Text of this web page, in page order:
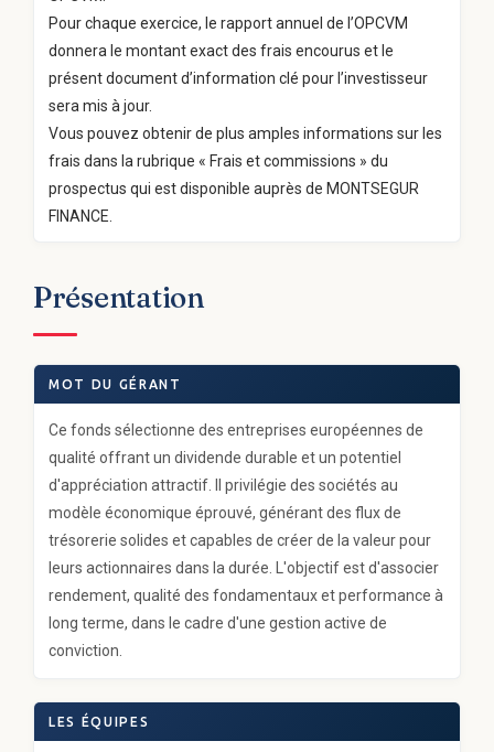
Pour chaque exercice, le rapport annuel de l’OPCVM
donnera le montant exact des frais encourus et le
présent document d’information clé pour l’investisseur
sera mis à jour.
Vous pouvez obtenir de plus amples informations sur les
frais dans la rubrique « Frais et commissions » du
prospectus qui est disponible auprès de MONTSEGUR
FINANCE.
Présentation
MOT DU GÉRANT
Ce fonds sélectionne des entreprises européennes de
qualité offrant un dividende durable et un potentiel
d'appréciation attractif. Il privilégie des sociétés au
modèle économique éprouvé, générant des flux de
trésorerie solides et capables de créer de la valeur pour
leurs actionnaires dans la durée. L'objectif est d'associer
rendement, qualité des fondamentaux et performance à
long terme, dans le cadre d'une gestion active de
conviction.
LES ÉQUIPES